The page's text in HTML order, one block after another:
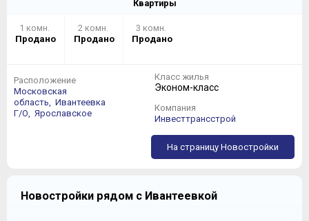
Квартиры
1 комн.
Продано
2 комн.
Продано
3 комн.
Продано
Расположение
Московская
область, Ивантеевка
Г/О, Ярославское
Класс жилья
Эконом-класс
Компания
Инвесттрансстрой
На страницу Новостройки
Новостройки рядом с Ивантеевкой